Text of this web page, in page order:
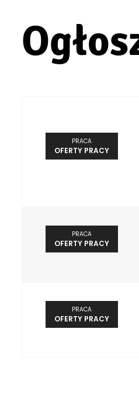
PRACA
OFERTY PRACY
PRACA
OFERTY PRACY
PRACA
OFERTY PRACY